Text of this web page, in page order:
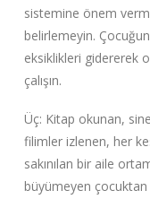
sistemine önem
belirlemeyin.
eksiklikleri gidererek
çalışın.
Üç: Kitap okunan,
filimler izlenen, her
sakınılan bir aile
büyümeyen